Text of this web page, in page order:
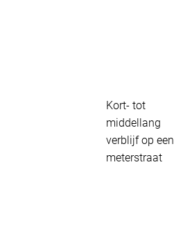
Kort- tot
middellang
verblijf op een
meterstraat